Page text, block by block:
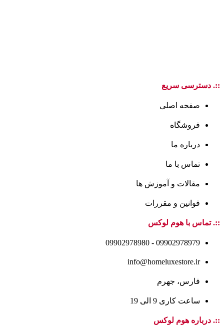
::. دسترسی سریع
صفحه اصلی
فروشگاه
درباره ما
تماس با ما
مقالات و آموزش ها
قوانین و مقررات
::. تماس با هوم لوکس
09902978979 - 09902978980
info@homeluxestore.ir
فارس، جهرم
ساعت کاری 9 الی 19
::. درباره هوم لوکس